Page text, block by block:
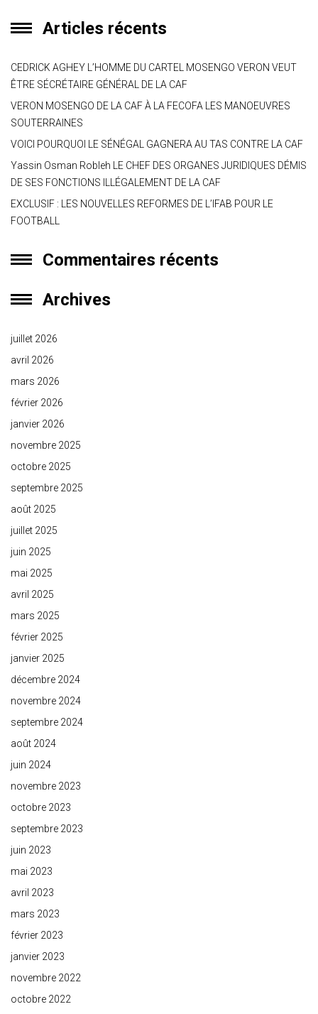
Articles récents
CEDRICK AGHEY L’HOMME DU CARTEL MOSENGO VERON VEUT
ÊTRE SÉCRÉTAIRE GÉNÉRAL DE LA CAF
VERON MOSENGO DE LA CAF À LA FECOFA LES MANOEUVRES
SOUTERRAINES
VOICI POURQUOI LE SÉNÉGAL GAGNERA AU TAS CONTRE LA CAF
Yassin Osman Robleh LE CHEF DES ORGANES JURIDIQUES DÉMIS
DE SES FONCTIONS ILLÉGALEMENT DE LA CAF
EXCLUSIF : LES NOUVELLES REFORMES DE L’IFAB POUR LE
FOOTBALL
Commentaires récents
Archives
juillet 2026
avril 2026
mars 2026
février 2026
janvier 2026
novembre 2025
octobre 2025
septembre 2025
août 2025
juillet 2025
juin 2025
mai 2025
avril 2025
mars 2025
février 2025
janvier 2025
décembre 2024
novembre 2024
septembre 2024
août 2024
juin 2024
novembre 2023
octobre 2023
septembre 2023
juin 2023
mai 2023
avril 2023
mars 2023
février 2023
janvier 2023
novembre 2022
octobre 2022